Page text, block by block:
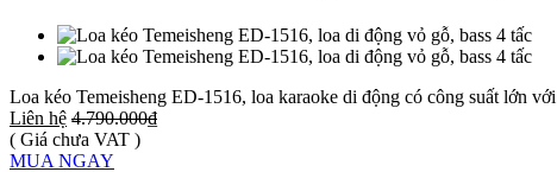
Loa kéo Temeisheng ED-1516, loa karaoke di động có công suất lớn
Liên hệ 4.790.000₫
( Giá chưa VAT )
MUA NGAY